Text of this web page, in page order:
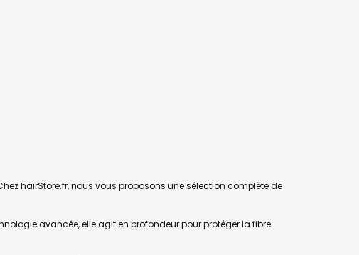
hairStore.fr, nous vous proposons une sélection complète de
avancée, elle agit en profondeur pour protéger la fibre